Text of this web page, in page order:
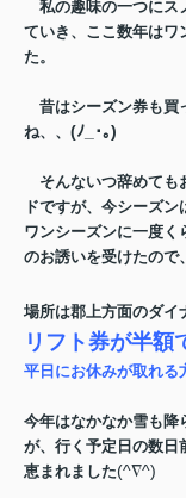
私の趣味の一つにス
ていき、ここ数年はワ
た。
昔はシーズン券も買
ね、、 (ﾉ_･｡)
そんないつ辞めても
ドですが、今シーズ
ワンシーズンに一度く
のお誘いを受けたので
場所は郡上方面のダイ
リフト券が半額
平日にお休みが取れる
今年はなかなか雪も降
が、行く予定日の数日
恵まれました(^∇^)